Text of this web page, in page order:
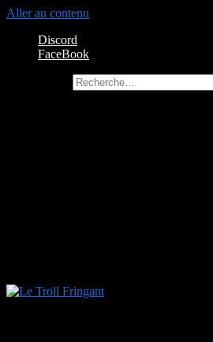
Aller au contenu
Discord
FaceBook